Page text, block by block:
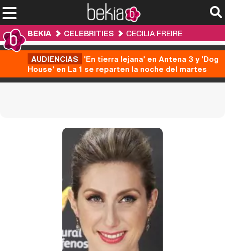
BEKIA CELEBRITIES CECILIA FREIRE
AUDIENCIAS 'En tierra lejana' en Antena 3 y 'Dog
House' en La 1 se reparten la noche del martes